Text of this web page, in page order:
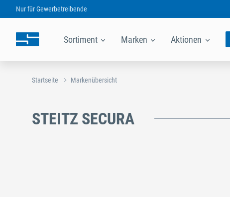
Nur fürGewerbetreibende
Sortiment Marken Aktionen
Startseite Markenübersicht
STEITZ SECURA